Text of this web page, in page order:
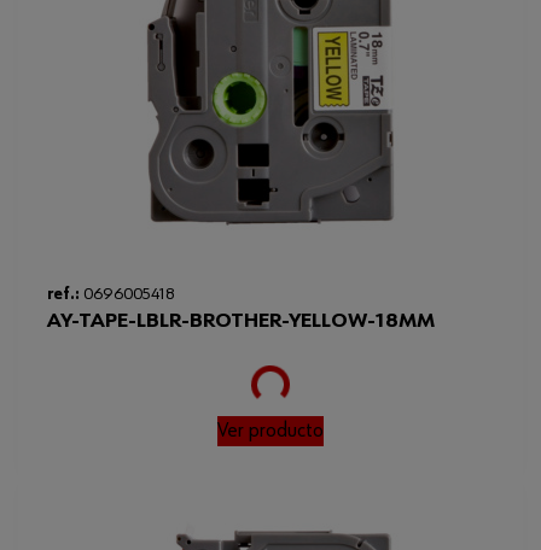
ref.: 0696005418
AY-TAPE-LBLR-BROTHER-YELLOW-18MM
Loading...
Ver producto